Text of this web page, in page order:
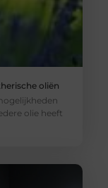
oliën
olie heeft